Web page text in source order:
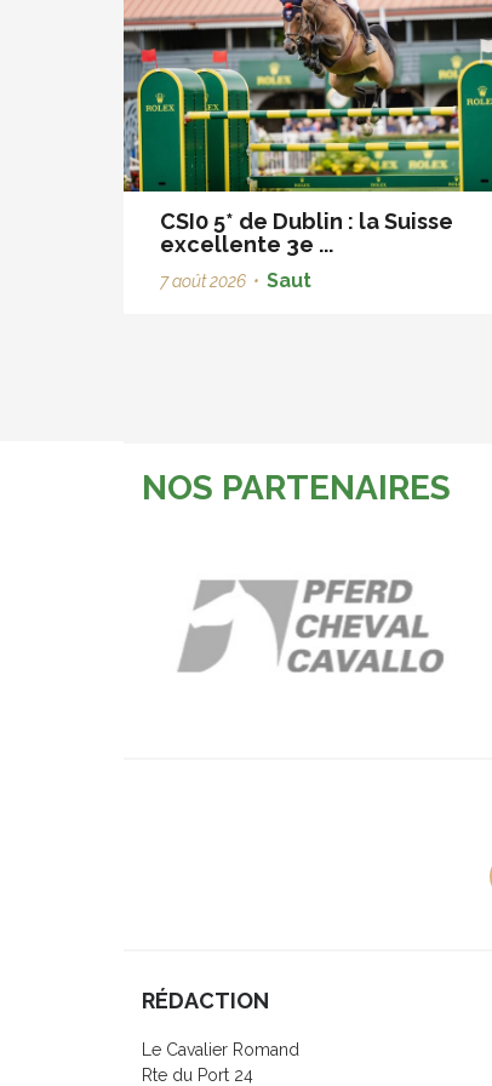
CSI0 5* de Dublin : la Suisse
excellente 3e ...
7 août 2026 • Saut
NOS PARTENAIRES
RÉDACTION
Le Cavalier Romand
Rte du Port 24